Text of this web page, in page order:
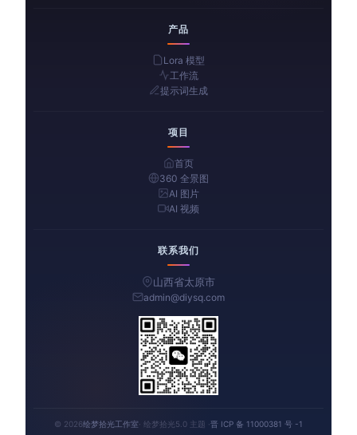
产品
Lora 模型
工作流
提示词生成
项目
首页
360 全景图
AI 图片
AI 视频
联系我们
山西省太原市
admin@diysq.com
© 2026绘梦拾光工作室· 绘梦拾光5.0 主题 ·晋 ICP 备 11000381 号 -1